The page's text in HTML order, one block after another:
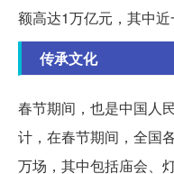
额高达1万亿元，其中近
传承文化
春节期间，也是中国人
计，在春节期间，全国
万场，其中包括庙会、